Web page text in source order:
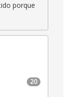
porque
20